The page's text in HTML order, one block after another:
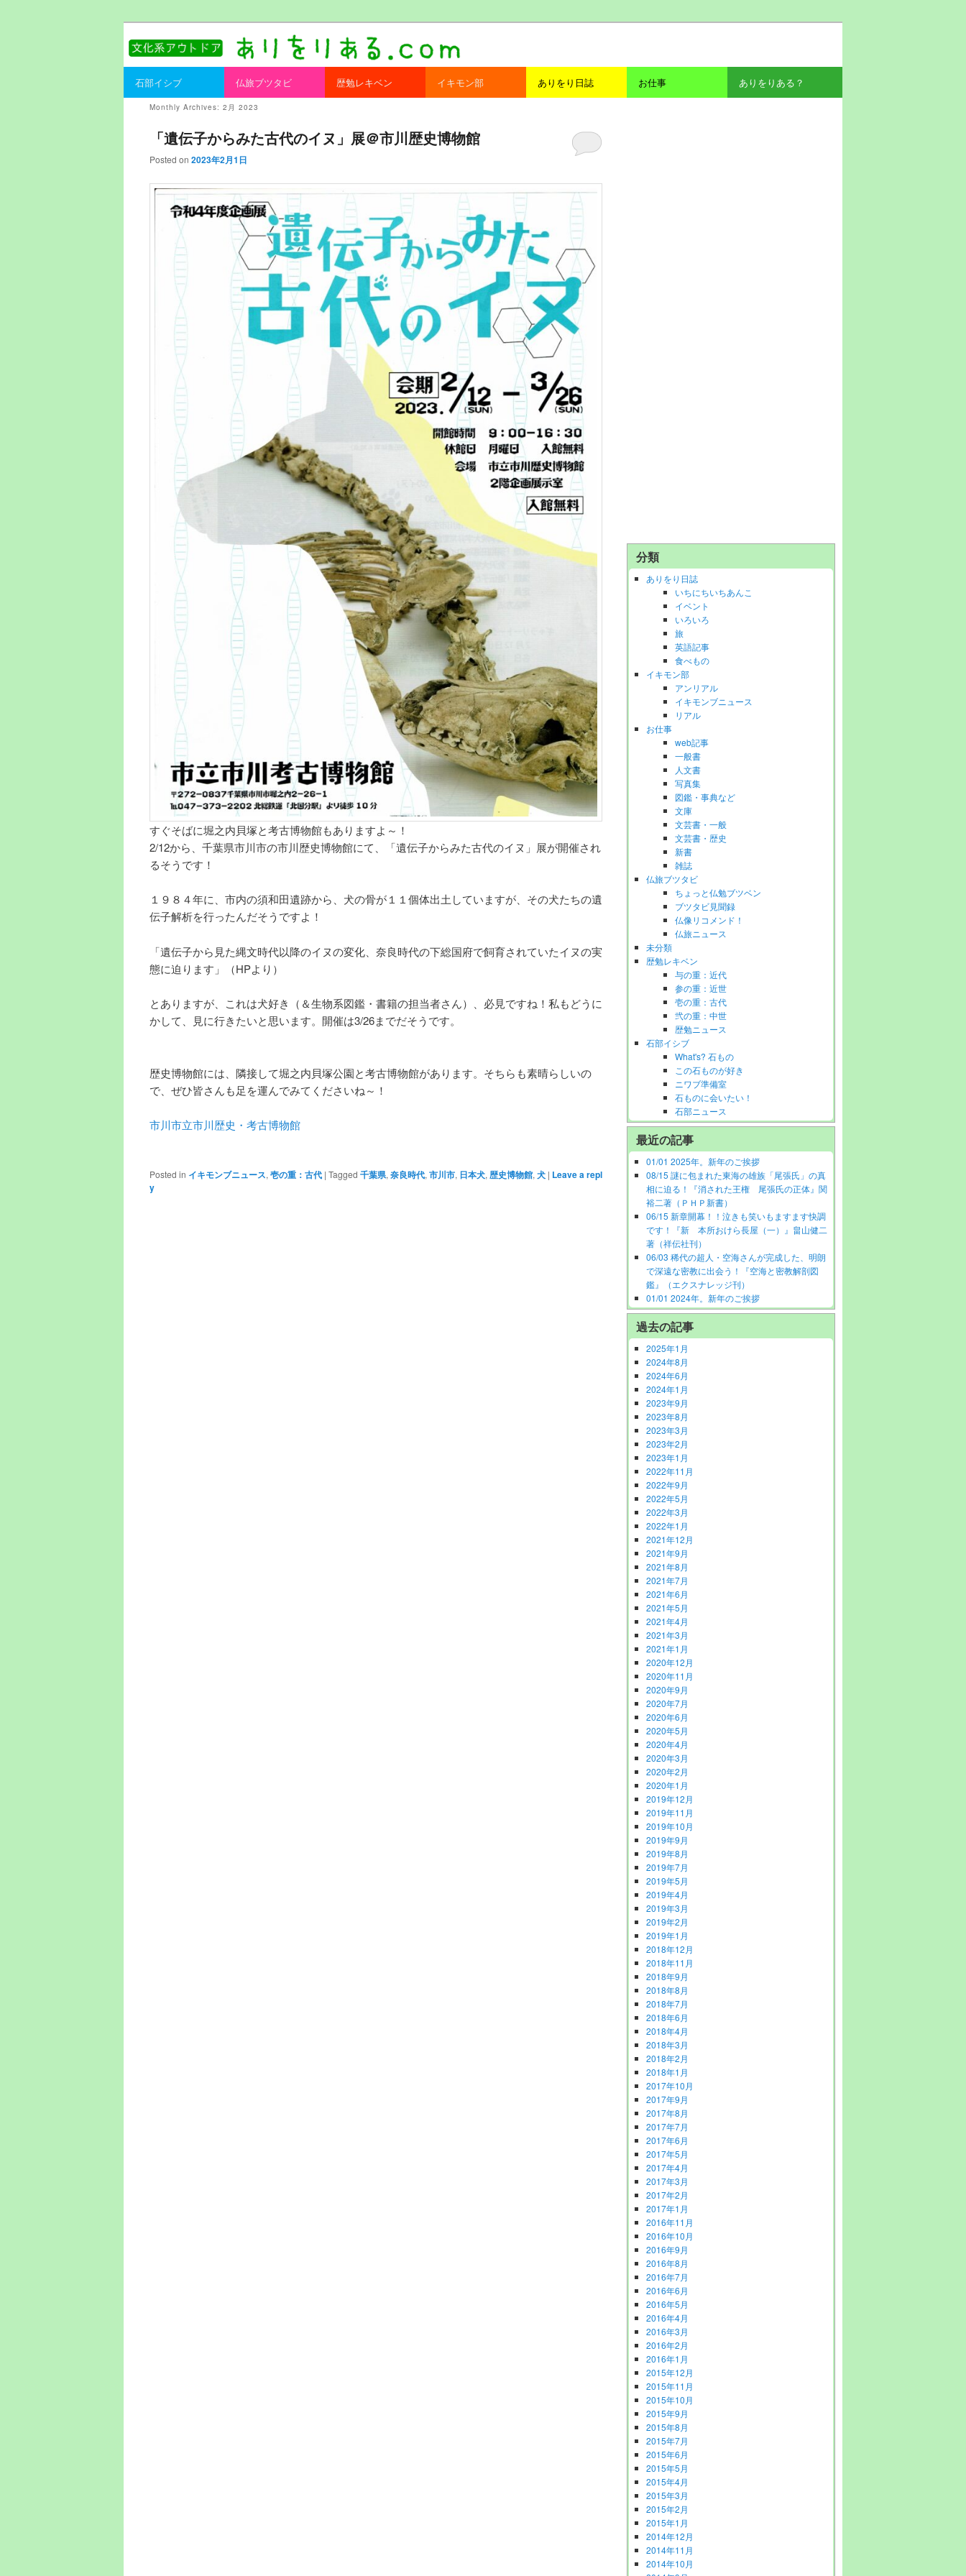
ありをりある.com
書を持ってそとへ出よう。
Main menu
Skip to primary content
Skip to secondary content
石部イシブ 仏旅ブツタビ 歴勉レキベン イキモン部 ありをり日誌 お仕事 ありをりある？
Monthly Archives: 2月 2023
「遺伝子からみた古代のイヌ」展＠市川歴史博物館
Posted on 2023年2月1日
すぐそばに堀之内貝塚と考古博物館もありますよ～！
2/12から、千葉県市川市の市川歴史博物館にて、「遺伝子からみた古代のイヌ」展が開催され
るそうです！
１９８４年に、市内の須和田遺跡から、犬の骨が１１個体出土していますが、その犬たちの遺
伝子解析を行ったんだそうですよ！
「遺伝子から見た縄文時代以降のイヌの変化、奈良時代の下総国府で飼育されていたイヌの実
態に迫ります」（HPより）
とありますが、これは犬好き（＆生物系図鑑・書籍の担当者さん）、必見ですね！私もどうに
かして、見に行きたいと思います。開催は3/26までだそうです。
歴史博物館には、隣接して堀之内貝塚公園と考古博物館があります。そちらも素晴らしいの
で、ぜひ皆さんも足を運んでみてくださいね～！
市川市立市川歴史・考古博物館
Posted in イキモンブニュース, 壱の重：古代 | Tagged 千葉県, 奈良時代, 市川市, 日本犬, 歴史博物館, 犬 | Leave a repl
y
分類
ありをり日誌
いちにちいちあんこ
イベント
いろいろ
旅
英語記事
食べもの
イキモン部
アンリアル
イキモンブニュース
リアル
お仕事
web記事
一般書
人文書
写真集
図鑑・事典など
文庫
文芸書・一般
文芸書・歴史
新書
雑誌
仏旅ブツタビ
ちょっと仏勉ブツベン
ブツタビ見聞録
仏像リコメンド！
仏旅ニュース
未分類
歴勉レキベン
与の重：近代
参の重：近世
壱の重：古代
弐の重：中世
歴勉ニュース
石部イシブ
What's? 石もの
この石ものが好き
ニワブ準備室
石ものに会いたい！
石部ニュース
最近の記事
01/01 2025年。新年のご挨拶
08/15 謎に包まれた東海の雄族「尾張氏」の真
相に迫る！『消された王権 尾張氏の正体』関
裕二著（ＰＨＰ新書）
06/15 新章開幕！！泣きも笑いもますます快調
です！『新 本所おけら長屋（一）』畠山健二
著（祥伝社刊）
06/03 稀代の超人・空海さんが完成した、明朗
で深遠な密教に出会う！『空海と密教解剖図
鑑』（エクスナレッジ刊）
01/01 2024年。新年のご挨拶
過去の記事
2025年1月
2024年8月
2024年6月
2024年1月
2023年9月
2023年8月
2023年3月
2023年2月
2023年1月
2022年11月
2022年9月
2022年5月
2022年3月
2022年1月
2021年12月
2021年9月
2021年8月
2021年7月
2021年6月
2021年5月
2021年4月
2021年3月
2021年1月
2020年12月
2020年11月
2020年9月
2020年7月
2020年6月
2020年5月
2020年4月
2020年3月
2020年2月
2020年1月
2019年12月
2019年11月
2019年10月
2019年9月
2019年8月
2019年7月
2019年5月
2019年4月
2019年3月
2019年2月
2019年1月
2018年12月
2018年11月
2018年9月
2018年8月
2018年7月
2018年6月
2018年4月
2018年3月
2018年2月
2018年1月
2017年10月
2017年9月
2017年8月
2017年7月
2017年6月
2017年5月
2017年4月
2017年3月
2017年2月
2017年1月
2016年11月
2016年10月
2016年9月
2016年8月
2016年7月
2016年6月
2016年5月
2016年4月
2016年3月
2016年2月
2016年1月
2015年12月
2015年11月
2015年10月
2015年9月
2015年8月
2015年7月
2015年6月
2015年5月
2015年4月
2015年3月
2015年2月
2015年1月
2014年12月
2014年11月
2014年10月